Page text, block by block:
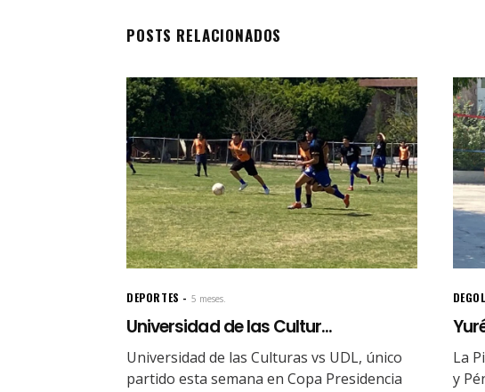
POSTS RELACIONADOS
DEPORTES 5 meses.
Universidad de las Cultur...
Universidad de las Culturas vs UDL, único
partido esta semana en Copa Presidencia
La
y